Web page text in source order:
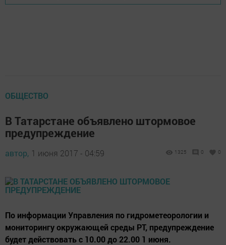
ОБЩЕСТВО
В Татарстане объявлено штормовое
предупреждение
автор, 1 июня 2017 - 04:59 1325 0 0
По информации Управления по гидрометеорологии и
мониторингу окружающей среды РТ, предупреждение
будет действовать с 10.00 до 22.00 1 июня.